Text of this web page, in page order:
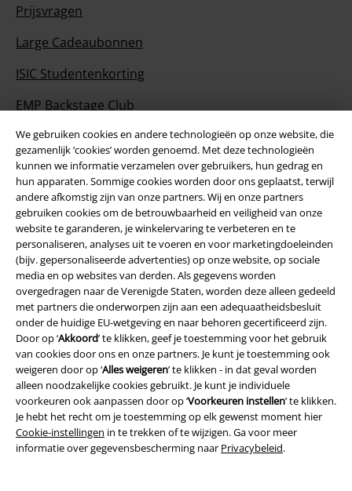
We gebruiken cookies en andere technologieën op onze website, die
gezamenlijk ‘cookies’ worden genoemd. Met deze technologieën
kunnen we informatie verzamelen over gebruikers, hun gedrag en
hun apparaten. Sommige cookies worden door ons geplaatst, terwijl
andere afkomstig zijn van onze partners. Wij en onze partners
gebruiken cookies om de betrouwbaarheid en veiligheid van onze
website te garanderen, je winkelervaring te verbeteren en te
personaliseren, analyses uit te voeren en voor marketingdoeleinden
(bijv. gepersonaliseerde advertenties) op onze website, op sociale
media en op websites van derden. Als gegevens worden
overgedragen naar de Verenigde Staten, worden deze alleen gedeeld
met partners die onderworpen zijn aan een adequaatheidsbesluit
onder de huidige EU-wetgeving en naar behoren gecertificeerd zijn.
Door op ‘Akkoord’ te klikken, geef je toestemming voor het gebruik
van cookies door ons en onze partners. Je kunt je toestemming ook
weigeren door op ‘Alles weigeren’ te klikken - in dat geval worden
alleen noodzakelijke cookies gebruikt. Je kunt je individuele
voorkeuren ook aanpassen door op ‘Voorkeuren instellen’ te klikken.
Je hebt het recht om je toestemming op elk gewenst moment hier
Cookie-instellingen in te trekken of te wijzigen. Ga voor meer
informatie over gegevensbescherming naar Privacybeleid.
Prijsvragen
Large Cadeaubonnen
ISIC Studentenkorting
EMP Backstage Club
Over Large
Partnerprogramma's
Duurzaamheid
Maak deel uit van de community!